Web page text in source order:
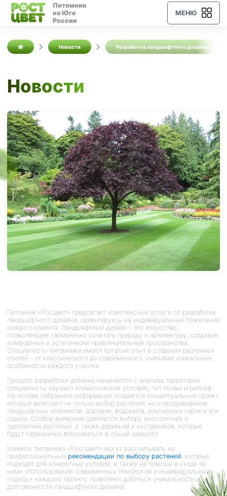
Питомник
на Юге
России
МЕНЮ
Новости Разработка ландшафтного дизайна от
Новости
Питомник «Росцвет» предлагает комплексные услуги по разработке
ландшафтного дизайна, ориентируясь на индивидуальные пожелания
каждого клиента. Ландшафтный дизайн – это искусство,
позволяющее гармонично сочетать природу и архитектуру, создавая
комфортные и эстетически привлекательные пространства.
Специалисты питомника имеют богатый опыт в создании различных
стилей – от классического до современного, учитывая уникальные
особенности каждого участка.
Процесс разработки дизайна начинается с анализа территории:
специалисты изучают климатические условия, тип почвы и рельеф.
На основе собранной информации создаётся концептуальный проект,
который включает не только выбор растений, но и продумывание
ландшафтных элементов: дорожек, водоёмов, альпийских горок и зон
отдыха. Особое внимание уделяется выбору многолетних и
однолетних растений, а также деревьев и кустарников, которые
будут гармонично вписываться в общий замысел.
Клиенты питомника «Ростцвет» могут рассчитывать на
профессиональные рекомендации по выбору растений, которые
подходят для конкретных условий, а также на помощь в уходе за
ними. Использование современных технологий и индивидуальный
подход к каждому проекту позволяют добиться уникальности и
долговечности ландшафтного дизайна.